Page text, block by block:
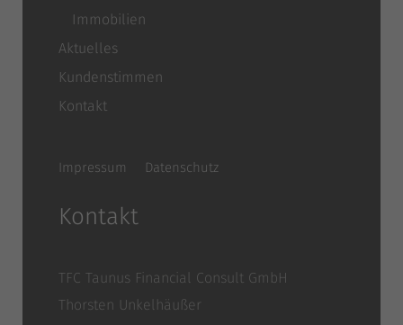
Immobilien
Aktuelles
Kundenstimmen
Kontakt
Impressum Datenschutz
Kontakt
TFC Taunus Financial Consult GmbH
Thorsten Unkelhäußer